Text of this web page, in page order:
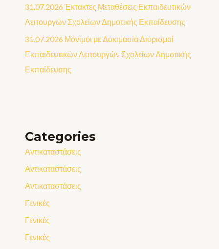
31.07.2026 Έκτακτες Μεταθέσεις Εκπαιδευτικών
Λειτουργών Σχολείων Δημοτικής Εκπαίδευσης
31.07.2026 Μόνιμοι με Δοκιμασία Διορισμοί
Εκπαιδευτικών Λειτουργών Σχολείων Δημοτικής
Εκπαίδευσης
Categories
Αντικαταστάσεις
Αντικαταστάσεις
Αντικαταστάσεις
Γενικές
Γενικές
Γενικές